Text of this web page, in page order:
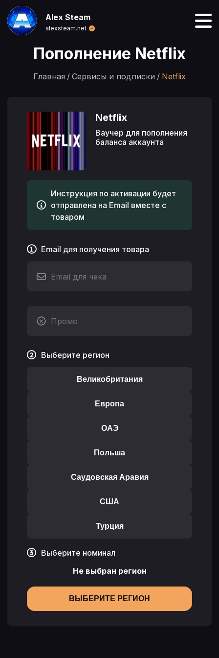
Alex Steam
alexsteam.net
Пополнение Netflix
Главная Сервисы и подписки Netflix
Netflix
Ваучер для пополнения
баланса аккаунта
Инструкция по активации будет
отправлена на Email вместе с
товаром
Email для получения товара
Выберите регион
Великобритания
Европа
ОАЭ
Польша
Саудовская Аравия
США
Турция
Выберите номинал
Не выбран регион
ВЫБЕРИТЕ РЕГИОН